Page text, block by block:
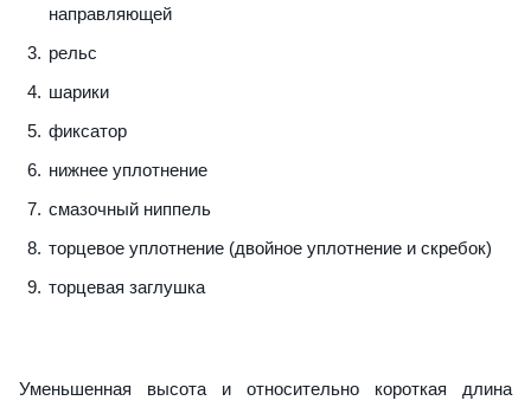
направляющей
рельс
шарики
фиксатор
нижнее уплотнение
смазочный ниппель
торцевое уплотнение (двойное уплотнение и скребок)
торцевая заглушка
Уменьшенная высота и относительно короткая длина